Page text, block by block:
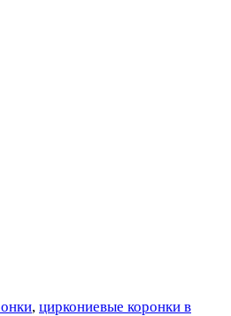
, циркониевые коронки в